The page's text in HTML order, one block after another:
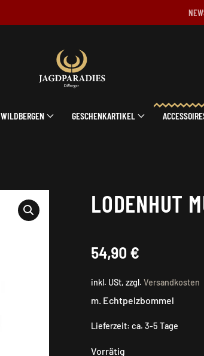
WILDBERGEN GESCHENKARTIKEL
LODENHUT
54,90 €
inkl. USt, zzgl. Versandkosten
m. Echtpelzbommel
Lieferzeit: ca. 3-5 Tage
Vorrätig